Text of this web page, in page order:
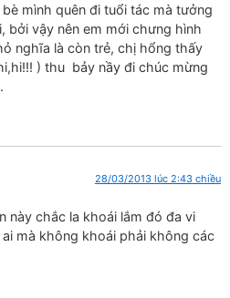
mình quên đi tuổi tác mà tưởng
bởi vậy nên em mới chưng hình
nghĩa là còn trẻ, chị hổng thấy
) thu bảy nầy đi chúc mừng
28/03/2013 lúc 2:43 chiều
này chắc la khoái lắm đó đa vi
mà không khoái phải không các